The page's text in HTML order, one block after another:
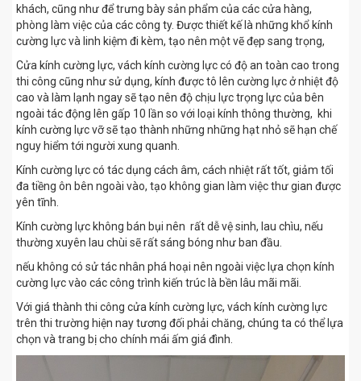
khách, cũng như để trưng bày sản phẩm của các cửa hàng,
phòng làm việc của các công ty. Được thiết kế là những khổ kính
cường lực và linh kiệm đi kèm, tạo nên một vẽ đẹp sang trọng,
Cửa kính cường lực, vách kính cường lực có độ an toàn cao trong
thi công cũng như sử dụng, kính được tô lên cường lực ở nhiệt độ
cao và làm lạnh ngay sẽ tạo nên độ chịu lực trọng lực của bên
ngoài tác động lên gấp 10 lần so với loại kính thông thường, khi
kính cường lực vỡ sẽ tạo thành những những hạt nhỏ sẽ hạn chế
nguy hiểm tới người xung quanh.
Kính cường lực có tác dụng cách âm, cách nhiệt rất tốt, giảm tối
đa tiềng ôn bên ngoài vào, tạo không gian làm việc thư gian được
yên tĩnh.
Kính cường lực không bán bụi nên rất dễ vệ sinh, lau chìu, nếu
thường xuyên lau chùi sẽ rất sáng bóng như ban đầu.
nếu không có sử tác nhân phá hoại nên ngoài việc lựa chọn kính
cường lực vào các công trình kiến trúc là bền lâu mãi mãi.
Với giá thành thi công cửa kính cường lực, vách kính cường lực
trên thi trường hiện nay tương đối phải chăng, chúng ta có thể lựa
chọn và trang bị cho chính mái ấm giá đình.